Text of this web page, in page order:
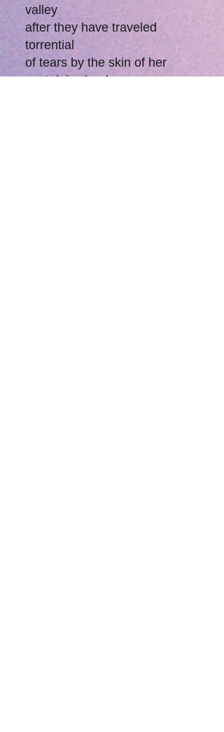
valley
after they have traveled
torrential
of tears by the skin of her
nostalgic cheeks.